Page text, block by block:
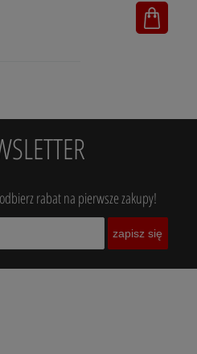
rabat na pierwsze zakupy!
zapisz się